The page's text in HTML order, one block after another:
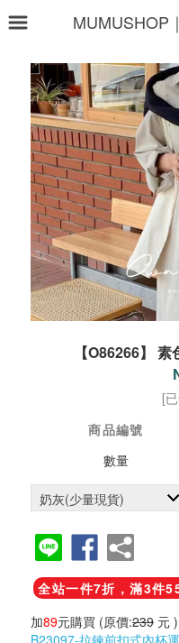
MUMUSHOP
【O86266】
[
商品編號
數量
全站一件7折，滿3件
加89元購買 (原價:239 元 )
B23097-拉鍊前扣式內杯